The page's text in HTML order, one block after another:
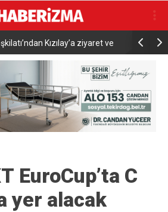
Kızılay’a ziyaret ve Bakan
kurumlar
EuroCup’ta C
yer alacak